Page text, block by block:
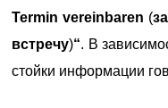
Termin vereinbaren (
встречу)“. В
стойки информации